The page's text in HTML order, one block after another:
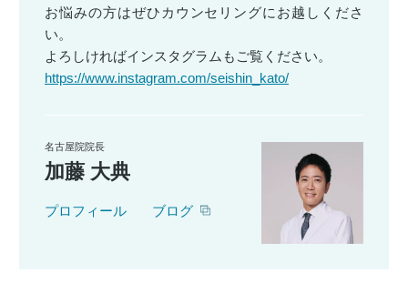
お悩みの方はぜひカウンセリングにお越しくださ
い。
よろしければインスタグラムもご覧ください。
https://www.instagram.com/seishin_kato/
名古屋院院長
加藤 大典
プロフィール ブログ